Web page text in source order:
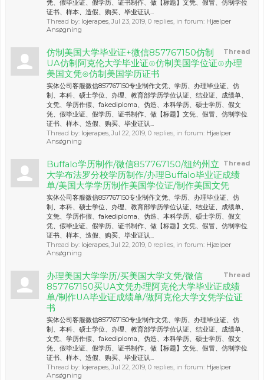
凭、假毕业证、假学历、证书制作、做【标题】文凭、假冒、仿制学位
证书、样本、造假、购买、毕业证认...
Thread by: lojerapes, Jul 23, 2019, 0 replies, in forum: Hjælper
Ansøgning
Thread
仿制美国大学毕业证+微信857767150仿制
UA仿制阿克伦大学毕业证⊙仿制美国学位证⊙办理
美国文凭⊙仿制美国学历证书
实体公司客服微信857767150专业制作文凭、学历、办理毕业证、仿
制、本科、硕士学位、办理、教育部学历学位认证、结业证、成绩单、
文凭、学历作假、fakediploma、伪造、本科学历、硕士学历、假文
凭、假毕业证、假学历、证书制作、做【标题】文凭、假冒、仿制学位
证书、样本、造假、购买、毕业证认...
Thread by: lojerapes, Jul 22, 2019, 0 replies, in forum: Hjælper
Ansøgning
Thread
Buffalo学历制作/微信857767150/纽约州立
大学布法罗分校学历制作/办理Buffalo毕业证成绩
单/美国大学学历制作美国学位证/制作美国文凭
实体公司客服微信857767150专业制作文凭、学历、办理毕业证、仿
制、本科、硕士学位、办理、教育部学历学位认证、结业证、成绩单、
文凭、学历作假、fakediploma、伪造、本科学历、硕士学历、假文
凭、假毕业证、假学历、证书制作、做【标题】文凭、假冒、仿制学位
证书、样本、造假、购买、毕业证认...
Thread by: lojerapes, Jul 22, 2019, 0 replies, in forum: Hjælper
Ansøgning
Thread
办理美国大学学历/买美国大学文凭/微信
857767150买UA文凭办理阿克伦大学毕业证成绩
单/制作UA毕业证成绩单/做阿克伦大学文凭学位证
书
实体公司客服微信857767150专业制作文凭、学历、办理毕业证、仿
制、本科、硕士学位、办理、教育部学历学位认证、结业证、成绩单、
文凭、学历作假、fakediploma、伪造、本科学历、硕士学历、假文
凭、假毕业证、假学历、证书制作、做【标题】文凭、假冒、仿制学位
证书、样本、造假、购买、毕业证认...
Thread by: lojerapes, Jul 22, 2019, 0 replies, in forum: Hjælper
Ansøgning